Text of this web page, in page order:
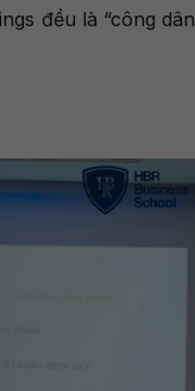
đều là “công dân